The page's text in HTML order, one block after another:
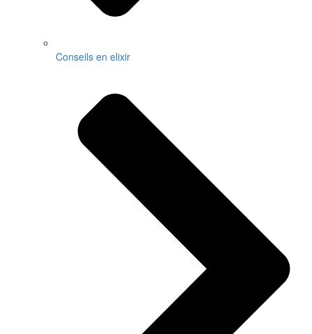
Conseils en elixir